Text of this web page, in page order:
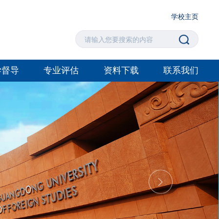
学校主页
导 专业评估 资料下载 联系我们